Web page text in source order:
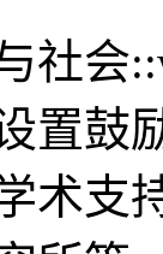
社会
置鼓
术支